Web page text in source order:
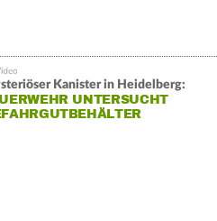
Kanister in Heidelberg:
UNTERSUCHT